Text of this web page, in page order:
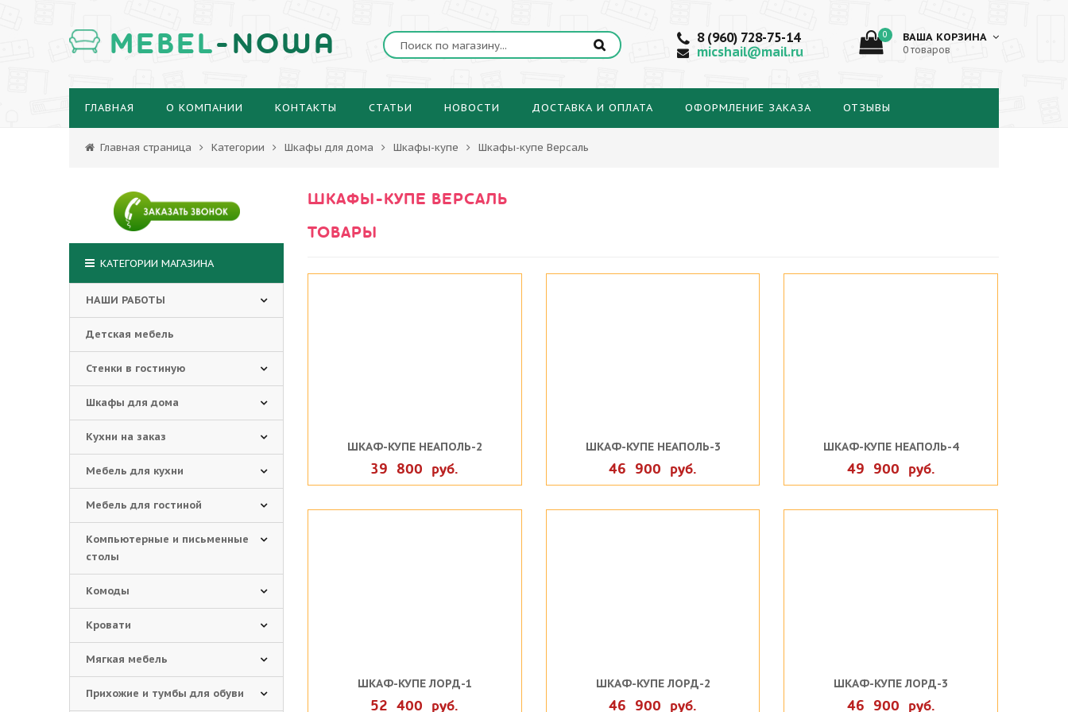
MEBEL-NOWA
8 (960) 728-75-14
micshail@mail.ru
0 ВАША КОРЗИНА
0 товаров
ГЛАВНАЯ О КОМПАНИИ КОНТАКТЫ СТАТЬИ НОВОСТИ ДОСТАВКА И ОПЛАТА ОФОРМЛЕНИЕ ЗАКАЗА ОТЗЫВЫ
Главная страница Категории Шкафы для дома Шкафы-купе Шкафы-купе Версаль
ШКАФЫ-КУПЕ ВЕРСАЛЬ
ТОВАРЫ
ШКАФ-КУПЕ НЕАПОЛЬ-2
39 800 руб.
ШКАФ-КУПЕ НЕАПОЛЬ-3
46 900 руб.
ШКАФ-КУПЕ НЕАПОЛЬ-4
49 900 руб.
ШКАФ-КУПЕ ЛОРД-1
52 400 руб.
ШКАФ-КУПЕ ЛОРД-2
46 900 руб.
ШКАФ-КУПЕ ЛОРД-3
46 900 руб.
КАТЕГОРИИ МАГАЗИНА
НАШИ РАБОТЫ
Детская мебель
Стенки в гостиную
Шкафы для дома
Кухни на заказ
Мебель для кухни
Мебель для гостиной
Компьютерные и письменные
столы
Комоды
Кровати
Мягкая мебель
Прихожие и тумбы для обуви